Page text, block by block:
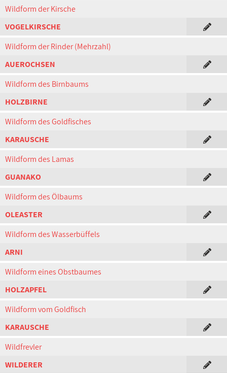
Wildform der Kirsche
VOGELKIRSCHE
Wildform der Rinder (Mehrzahl)
AUEROCHSEN
Wildform des Birnbaums
HOLZBIRNE
Wildform des Goldfisches
KARAUSCHE
Wildform des Lamas
GUANAKO
Wildform des Ölbaums
OLEASTER
Wildform des Wasserbüffels
ARNI
Wildform eines Obstbaumes
HOLZAPFEL
Wildform vom Goldfisch
KARAUSCHE
Wildfrevler
WILDERER